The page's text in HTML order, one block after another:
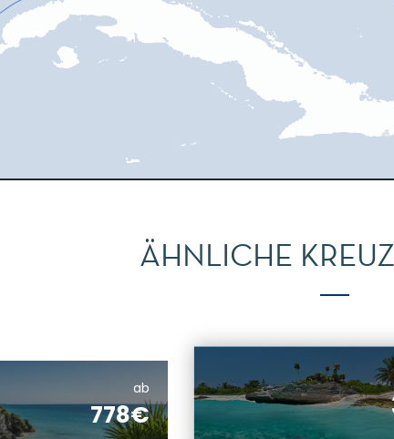
ÄHNLICHE
ab
778€